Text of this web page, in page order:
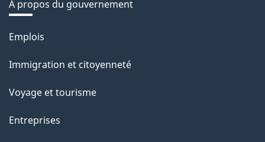
À propos du gouvernement
Thèmes
sujets
Emplois
Immigration et citoyenneté
Voyage et tourisme
Entreprises